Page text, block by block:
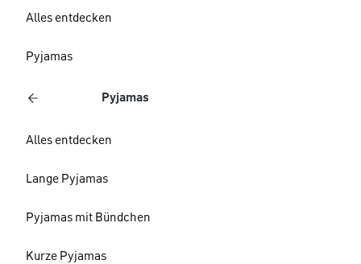
Alles entdecken
Pyjamas
Pyjamas
Alles entdecken
Lange Pyjamas
Pyjamas mit Bündchen
Kurze Pyjamas